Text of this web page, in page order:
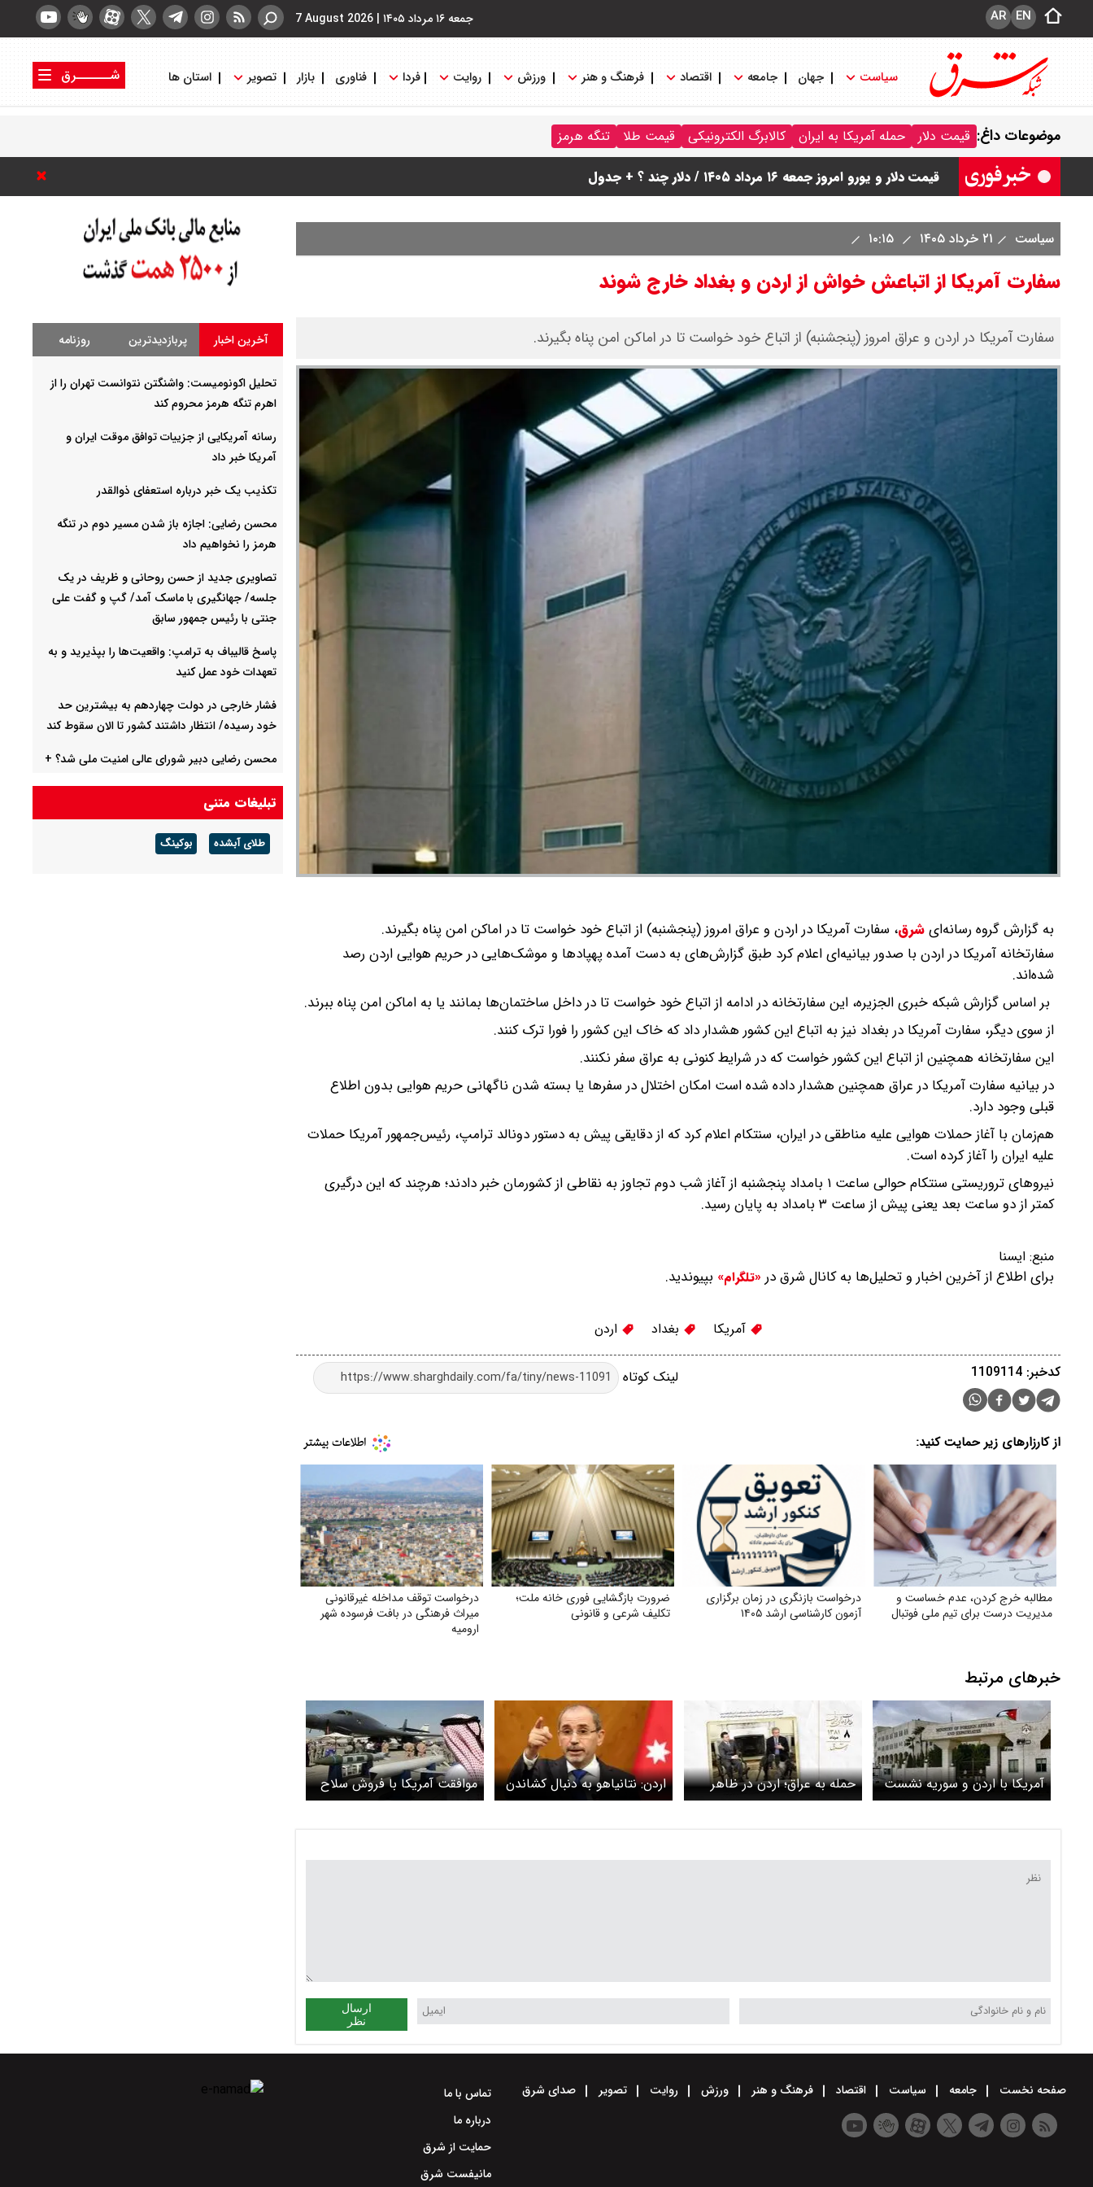
جمعه ۱۶ مرداد ۱۴۰۵ |
7 August 2026 EN
AR
سیاست جهان جامعه اقتصاد فرهنگ و هنر ورزش روایت فردا فناوری بازار تصویر استان ها
شــــــرق
موضوعات داغ: قیمت دلار حمله آمریکا به ایران کالابرگ الکترونیکی قیمت طلا تنگه هرمز
قیمت طلا و سکه امروز جمعه ۱۶ مرداد ۱۴۰۵/ قیمت سکه چند ؟ + جدول
ماجرای صدای انفجار بوشهر چیست ؟
قیمت دلار و یورو امروز جمعه ۱۶ مرداد ۱۴۰۵ / دلار چند ؟ + جدول
ترکیه و عراق، پروژه کاهش وابستگی به تنگه هرمز را کلید زدند + جزییات
سیاست ۲۱ خرداد ۱۴۰۵
سفارت آمریکا از اتباعش خواش از اردن و بغداد خارج شوند
سفارت آمریکا در اردن و عراق امروز (پنجشنبه) از اتباع خود خواست تا در اماکن امن پناه بگیرند.
به گزارش گروه رسانه‌ایشرق، سفارت آمریکا در اردن و عراق امروز (پنجشنبه) از اتباع خود خواست تا در اماکن امن پناه بگیرند.
سفارتخانه آمریکا در اردن با صدور بیانیه‌ای اعلام کرد طبق گزارش‌های به دست آمده پهپادها و موشک‌هایی در حریم هوایی اردن رصد
شده‌اند.
بر اساس گزارش شبکه خبری الجزیره، این سفارتخانه در ادامه از اتباع خود خواست تا در داخل ساختمان‌ها بمانند یا به اماکن امن پناه ببرند.
از سوی دیگر، سفارت آمریکا در بغداد نیز به اتباع این کشور هشدار داد که خاک این کشور را فورا ترک کنند.
این سفارتخانه همچنین از اتباع این کشور خواست که در شرایط کنونی به عراق سفر نکنند.
در بیانیه سفارت آمریکا در عراق همچنین هشدار داده شده است امکان اختلال در سفرها یا بسته شدن ناگهانی حریم هوایی بدون اطلاع
قبلی وجود دارد.
هم‌زمان با آغاز حملات هوایی علیه مناطقی در ایران، سنتکام اعلام کرد که از دقایقی پیش به دستور دونالد ترامپ، رئیس‌جمهور آمریکا حملات
علیه ایران را آغاز کرده است.
نیروهای تروریستی سنتکام حوالی ساعت ۱ بامداد پنجشنبه از آغاز شب دوم تجاوز به نقاطی از کشورمان خبر دادند؛ هرچند که این درگیری
کمتر از دو ساعت بعد یعنی پیش از ساعت ۳ بامداد به پایان رسید.
منبع: ايسنا
برای اطلاع از آخرین اخبار و تحلیل‌ها به کانال شرق در «تلگرام» بپیوندید.
آمریکا بغداد اردن
لینک کوتاه کدخبر: 1109114
از کارزارهای زیر حمایت کنید:
مطالبه خرج کردن، عدم خساست و
مدیریت درست برای تیم ملی فوتبال
درخواست بازنگری در زمان برگزاری
آزمون کارشناسی ارشد ۱۴۰۵
ضرورت بازگشایی فوری خانه ملت؛
تکلیف شرعی و قانونی
درخواست توقف مداخله غیرقانونی
میراث فرهنگی در بافت فرسوده شهر
ارومیه
خبرهای مرتبط
آمریکا با اردن و سوریه نشست
مشترک برگزار می کند
حمله به عراق؛ اردن در ظاهر
مخالف، در عمل همراه؟
اردن: نتانیاهو به دنبال کشاندن
آمریکا به رویارویی با ایران
موافقت آمریکا با فروش سلاح
به کشورهای عربی
ارسال
نظر
آخرین اخبار پربازدیدترین روزنامه
تحلیل اکونومیست: واشنگتن نتوانست تهران را از
اهرم تنگه هرمز محروم کند
رسانه آمریکایی از جزییات توافق موقت ایران و
آمریکا خبر داد
تکذیب یک خبر درباره استعفای ذوالقدر
محسن رضایی: اجازه باز شدن مسیر دوم در تنگه
هرمز را نخواهیم داد
تصاویری جدید از حسن روحانی و ظریف در یک
جلسه/ جهانگیری با ماسک آمد/ گپ و گفت علی
جنتی با رئیس جمهور سابق
پاسخ قالیباف به ترامپ: واقعیت‌ها را بپذیرید و به
تعهدات خود عمل کنید
فشار خارجی در دولت چهاردهم به بیشترین حد
خود رسیده/ انتظار داشتند کشور تا الان سقوط کند
محسن رضایی دبیر شورای عالی امنیت ملی شد؟ +
جزئیات طرح مدیریت تنگه هرمز اعلام شد
علی ربیعی: آقای پزشکیان، چشمان نگران جامعه به
تبلیغات متنی
طلای آبشده بوکینگ
صفحه نخست جامعه سیاست اقتصاد فرهنگ و هنر ورزش روایت تصویر صدای شرق
تماس با ما
درباره ما
حمایت از شرق
مانیفست شرق